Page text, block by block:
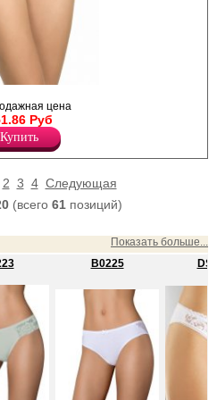
По талии и
эластиком.
части изделия
задняя
полностью
цена
Руб
Купить
2 3 4 Следующая
(всего 61позиций)
Показать больше...
B0225